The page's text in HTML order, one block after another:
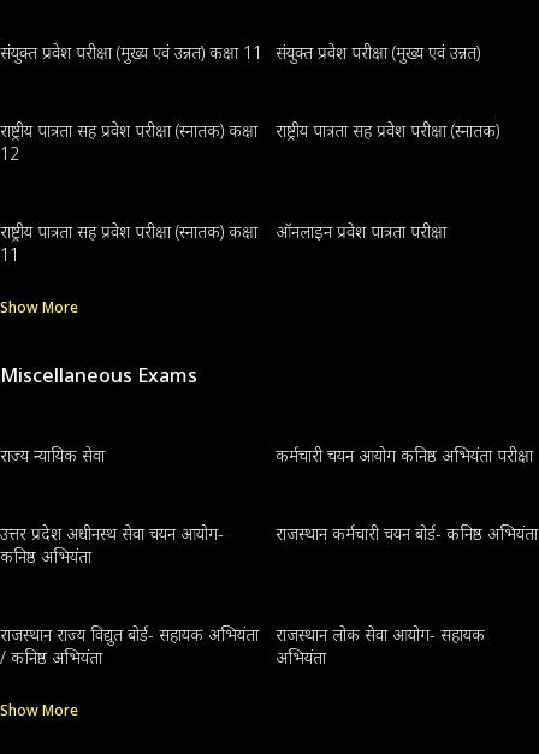
संयुक्त प्रवेश परीक्षा (मुख्य एवं उन्नत) कक्षा 11 संयुक्त प्रवेश परीक्षा (मुख्य एवं उन्नत)
राष्ट्रीय पात्रता सह प्रवेश परीक्षा (स्नातक) कक्षा
12
राष्ट्रीय पात्रता सह प्रवेश परीक्षा (स्नातक)
राष्ट्रीय पात्रता सह प्रवेश परीक्षा (स्नातक) कक्षा
11
ऑनलाइन प्रवेश पात्रता परीक्षा
Show More
Miscellaneous Exams
राज्य न्यायिक सेवा कर्मचारी चयन आयोग कनिष्ठ अभियंता परीक्षा
उत्तर प्रदेश अधीनस्थ सेवा चयन आयोग-
कनिष्ठ अभियंता
राजस्थान कर्मचारी चयन बोर्ड- कनिष्ठ अभियंता
राजस्थान राज्य विद्युत बोर्ड- सहायक अभियंता
/ कनिष्ठ अभियंता
राजस्थान लोक सेवा आयोग- सहायक
अभियंता
Show More